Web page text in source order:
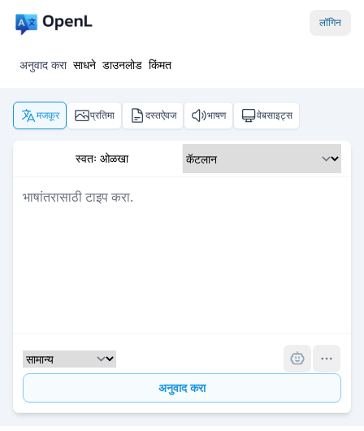
लॉगिन
अनुवाद करा साधने डाउनलोड किंमत
मजकूर प्रतिमा दस्तऐवज भाषण वेबसाइट्स
स्वतः ओळखा
अनुवाद करा